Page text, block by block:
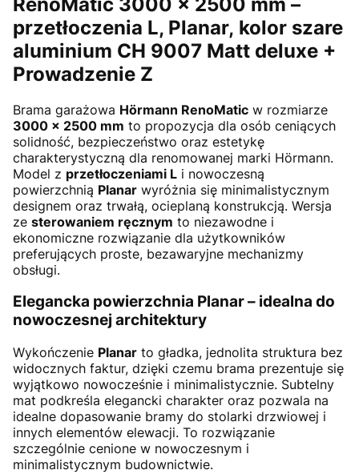
przetłoczenia L, Planar, kolor szare
aluminium CH 9007 Matt deluxe +
Prowadzenie Z
Brama garażowa Hörmann RenoMatic w rozmiarze
3000 × 2500 mm to propozycja dla osób ceniących
solidność, bezpieczeństwo oraz estetykę
charakterystyczną dla renomowanej marki Hörmann.
Model z przetłoczeniami L i nowoczesną
powierzchnią Planar wyróżnia się minimalistycznym
designem oraz trwałą, ocieplaną konstrukcją. Wersja
ze sterowaniem ręcznym to niezawodne i
ekonomiczne rozwiązanie dla użytkowników
preferujących proste, bezawaryjne mechanizmy
obsługi.
Elegancka powierzchnia Planar – idealna do
nowoczesnej architektury
Wykończenie Planar to gładka, jednolita struktura bez
widocznych faktur, dzięki czemu brama prezentuje się
wyjątkowo nowocześnie i minimalistycznie. Subtelny
mat podkreśla elegancki charakter oraz pozwala na
idealne dopasowanie bramy do stolarki drzwiowej i
innych elementów elewacji. To rozwiązanie
szczególnie cenione w nowoczesnym i
minimalistycznym budownictwie.